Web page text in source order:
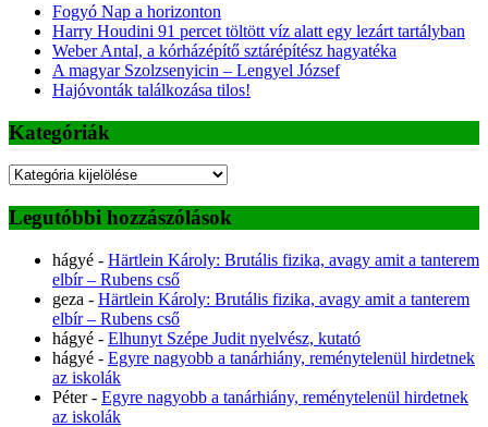
Fogyó Nap a horizonton
Harry Houdini 91 percet töltött víz alatt egy lezárt tartályban
Weber Antal, a kórházépítő sztárépítész hagyatéka
A magyar Szolzsenyicin – Lengyel József
Hajóvonták találkozása tilos!
Kategóriák
Kategóriák
Legutóbbi hozzászólások
hágyé - Härtlein Károly: Brutális fizika, avagy amit a tanterem
elbír – Rubens cső
geza - Härtlein Károly: Brutális fizika, avagy amit a tanterem
elbír – Rubens cső
hágyé - Elhunyt Szépe Judit nyelvész, kutató
hágyé - Egyre nagyobb a tanárhiány, reménytelenül hirdetnek
az iskolák
Péter- Egyre nagyobb a tanárhiány, reménytelenül hirdetnek
az iskolák